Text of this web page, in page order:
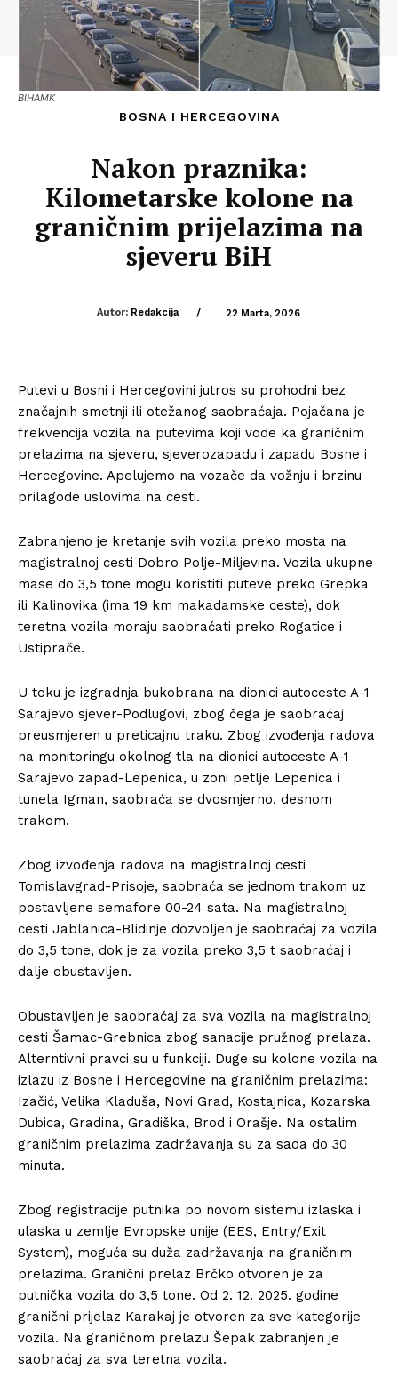
BIHAMK
BOSNA I HERCEGOVINA
Nakon praznika:
Kilometarske kolone na
graničnim prijelazima na
sjeveru BiH
Autor: Redakcija / 22 Marta, 2026
Putevi u Bosni i Hercegovini jutros su prohodni bez
značajnih smetnji ili otežanog saobraćaja. Pojačana je
frekvencija vozila na putevima koji vode ka graničnim
prelazima na sjeveru, sjeverozapadu i zapadu Bosne i
Hercegovine. Apelujemo na vozače da vožnju i brzinu
prilagode uslovima na cesti.
Zabranjeno je kretanje svih vozila preko mosta na
magistralnoj cesti Dobro Polje-Miljevina. Vozila ukupne
mase do 3,5 tone mogu koristiti puteve preko Grepka
ili Kalinovika (ima 19 km makadamske ceste), dok
teretna vozila moraju saobraćati preko Rogatice i
Ustiprače.
U toku je izgradnja bukobrana na dionici autoceste A-1
Sarajevo sjever-Podlugovi, zbog čega je saobraćaj
preusmjeren u preticajnu traku. Zbog izvođenja radova
na monitoringu okolnog tla na dionici autoceste A-1
Sarajevo zapad-Lepenica, u zoni petlje Lepenica i
tunela Igman, saobraća se dvosmjerno, desnom
trakom.
Zbog izvođenja radova na magistralnoj cesti
Tomislavgrad-Prisoje, saobraća se jednom trakom uz
postavljene semafore 00-24 sata. Na magistralnoj
cesti Jablanica-Blidinje dozvoljen je saobraćaj za vozila
do 3,5 tone, dok je za vozila preko 3,5 t saobraćaj i
dalje obustavljen.
Obustavljen je saobraćaj za sva vozila na magistralnoj
cesti Šamac-Grebnica zbog sanacije pružnog prelaza.
Alterntivni pravci su u funkciji. Duge su kolone vozila na
izlazu iz Bosne i Hercegovine na graničnim prelazima:
Izačić, Velika Kladuša, Novi Grad, Kostajnica, Kozarska
Dubica, Gradina, Gradiška, Brod i Orašje. Na ostalim
graničnim prelazima zadržavanja su za sada do 30
minuta.
Zbog registracije putnika po novom sistemu izlaska i
ulaska u zemlje Evropske unije (EES, Entry/Exit
System), moguća su duža zadržavanja na graničnim
prelazima. Granični prelaz Brčko otvoren je za
putnička vozila do 3,5 tone. Od 2. 12. 2025. godine
granični prijelaz Karakaj je otvoren za sve kategorije
vozila. Na graničnom prelazu Šepak zabranjen je
saobraćaj za sva teretna vozila.